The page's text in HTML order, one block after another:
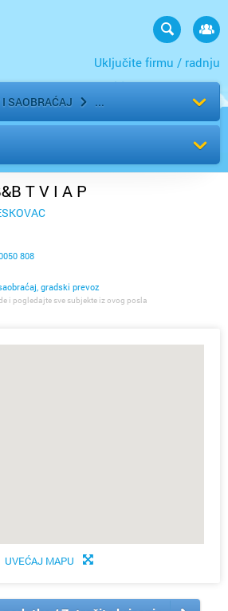
Uključite firmu / radnju
SAOBRAĆAJ
T V I A P
808
gradski prevoz
i pogledajte sve subjekte iz ovog posla
UVEĆAJ MAPU